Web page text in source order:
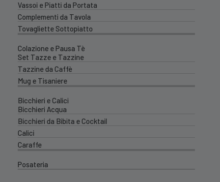
Vassoi e Piatti da Portata
Complementi da Tavola
Tovagliette Sottopiatto
Colazione e Pausa Tè
Set Tazze e Tazzine
Tazzine da Caffè
Mug e Tisaniere
Bicchieri e Calici
Bicchieri Acqua
Bicchieri da Bibita e Cocktail
Calici
Caraffe
Posateria